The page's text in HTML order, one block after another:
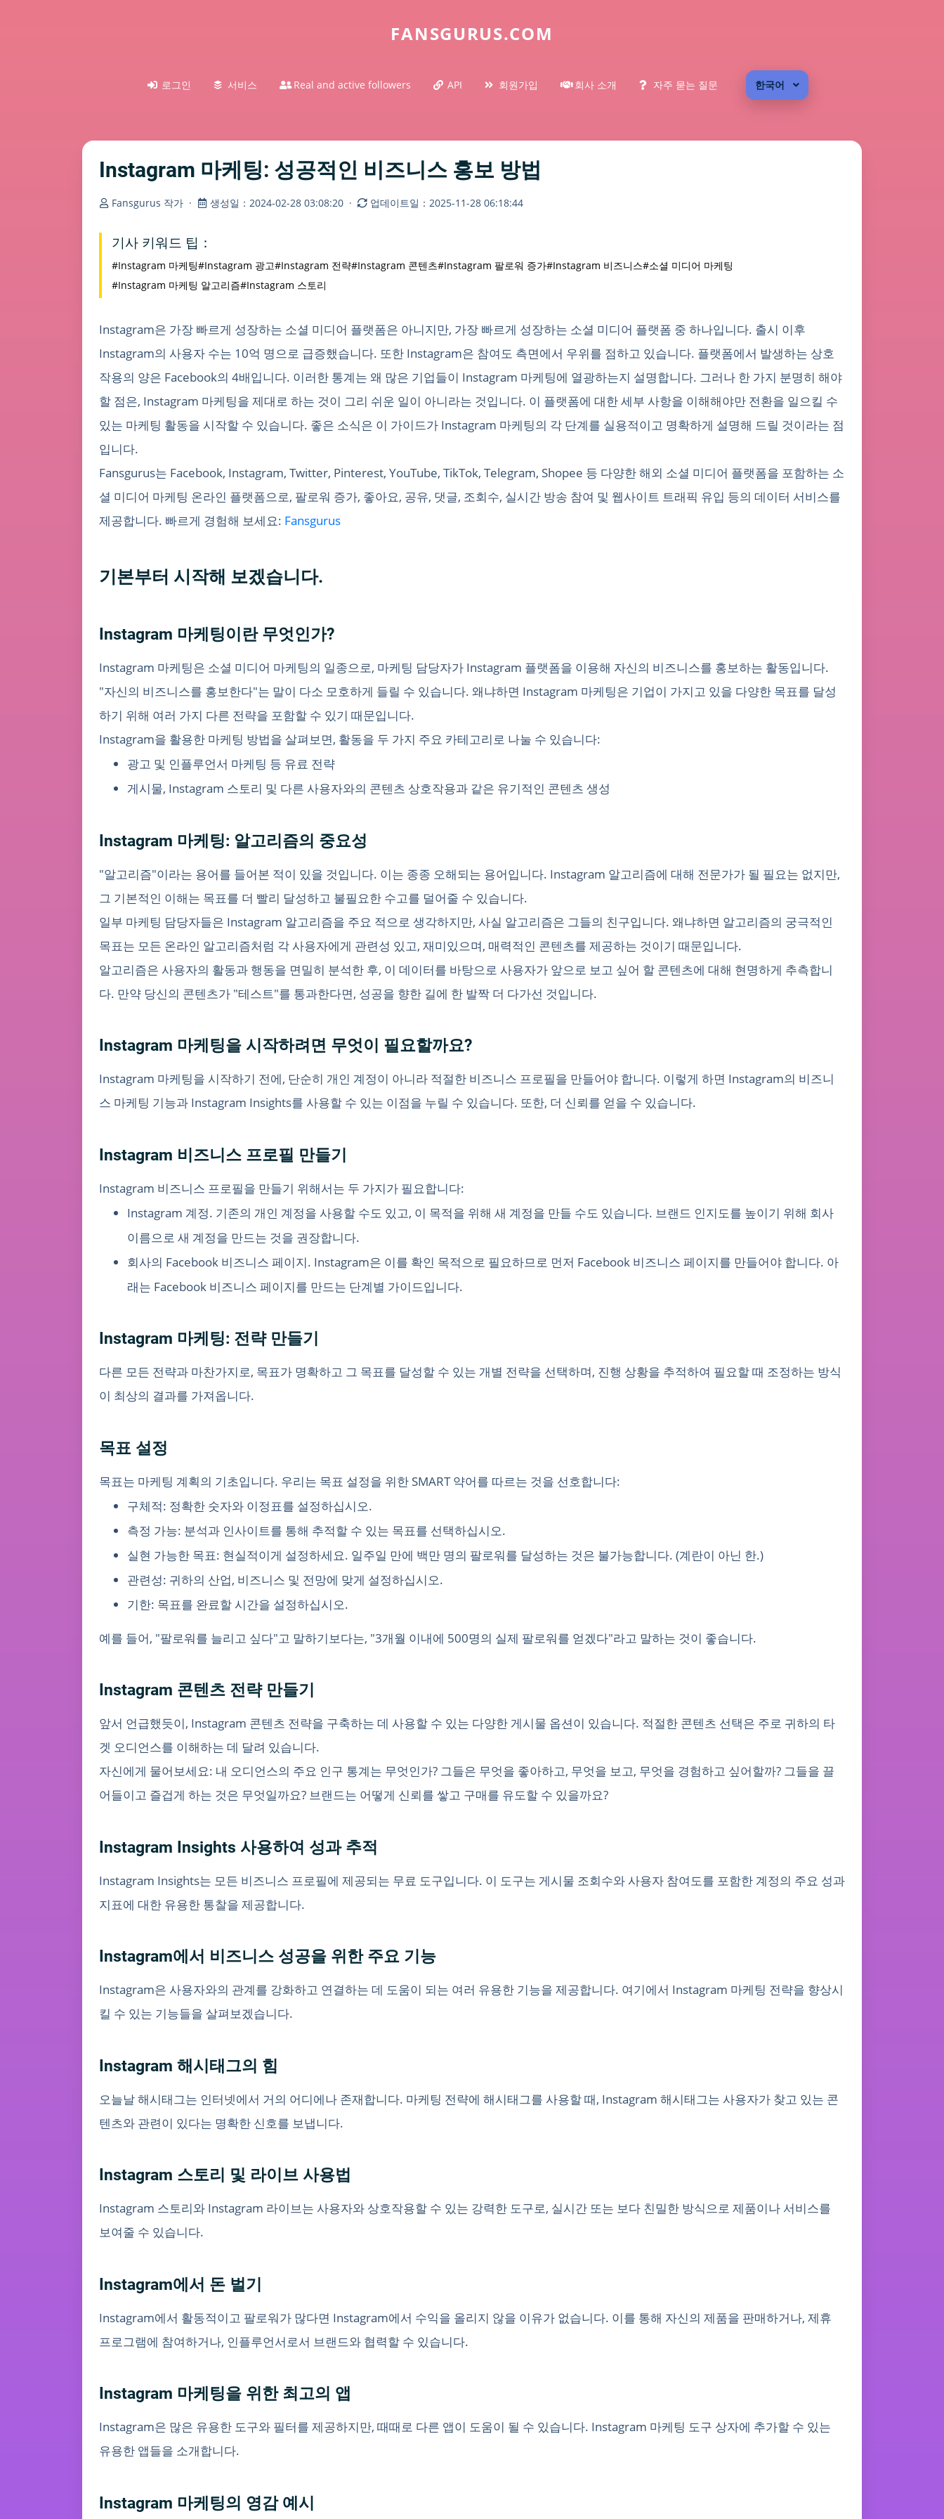
FANSGURUS.COM
로그인 서비스 Real and active followers API 회원가입 회사 소개 자주 묻는 질문 한국어
Instagram 마케팅: 성공적인 비즈니스 홍보 방법
Fansgurus 작가 · 생성일：2024-02-28 03:08:20 · 업데이트일：2025-11-28 06:18:44
기사 키워드 팁：
#Instagram 마케팅#Instagram 광고#Instagram 전략#Instagram 콘텐츠#Instagram 팔로워 증가#Instagram 비즈니스#소셜 미디어 마케팅
#Instagram 마케팅 알고리즘#Instagram 스토리
Instagram은 가장 빠르게 성장하는 소셜 미디어 플랫폼은 아니지만, 가장 빠르게 성장하는 소셜 미디어 플랫폼 중 하나입니다. 출시 이후
Instagram의 사용자 수는 10억 명으로 급증했습니다. 또한 Instagram은 참여도 측면에서 우위를 점하고 있습니다. 플랫폼에서 발생하는 상호
작용의 양은 Facebook의 4배입니다. 이러한 통계는 왜 많은 기업들이 Instagram 마케팅에 열광하는지 설명합니다. 그러나 한 가지 분명히 해야
할 점은, Instagram 마케팅을 제대로 하는 것이 그리 쉬운 일이 아니라는 것입니다. 이 플랫폼에 대한 세부 사항을 이해해야만 전환을 일으킬 수
있는 마케팅 활동을 시작할 수 있습니다. 좋은 소식은 이 가이드가 Instagram 마케팅의 각 단계를 실용적이고 명확하게 설명해 드릴 것이라는 점
입니다.
Fansgurus는 Facebook, Instagram, Twitter, Pinterest, YouTube, TikTok, Telegram, Shopee 등 다양한 해외 소셜 미디어 플랫폼을 포함하는 소
셜 미디어 마케팅 온라인 플랫폼으로, 팔로워 증가, 좋아요, 공유, 댓글, 조회수, 실시간 방송 참여 및 웹사이트 트래픽 유입 등의 데이터 서비스를
제공합니다. 빠르게 경험해 보세요: Fansgurus
기본부터 시작해 보겠습니다.
Instagram 마케팅이란 무엇인가?
Instagram 마케팅은 소셜 미디어 마케팅의 일종으로, 마케팅 담당자가 Instagram 플랫폼을 이용해 자신의 비즈니스를 홍보하는 활동입니다.
"자신의 비즈니스를 홍보한다"는 말이 다소 모호하게 들릴 수 있습니다. 왜냐하면 Instagram 마케팅은 기업이 가지고 있을 다양한 목표를 달성
하기 위해 여러 가지 다른 전략을 포함할 수 있기 때문입니다.
Instagram을 활용한 마케팅 방법을 살펴보면, 활동을 두 가지 주요 카테고리로 나눌 수 있습니다:
광고 및 인플루언서 마케팅 등 유료 전략
게시물, Instagram 스토리 및 다른 사용자와의 콘텐츠 상호작용과 같은 유기적인 콘텐츠 생성
Instagram 마케팅: 알고리즘의 중요성
"알고리즘"이라는 용어를 들어본 적이 있을 것입니다. 이는 종종 오해되는 용어입니다. Instagram 알고리즘에 대해 전문가가 될 필요는 없지만,
그 기본적인 이해는 목표를 더 빨리 달성하고 불필요한 수고를 덜어줄 수 있습니다.
일부 마케팅 담당자들은 Instagram 알고리즘을 주요 적으로 생각하지만, 사실 알고리즘은 그들의 친구입니다. 왜냐하면 알고리즘의 궁극적인
목표는 모든 온라인 알고리즘처럼 각 사용자에게 관련성 있고, 재미있으며, 매력적인 콘텐츠를 제공하는 것이기 때문입니다.
알고리즘은 사용자의 활동과 행동을 면밀히 분석한 후, 이 데이터를 바탕으로 사용자가 앞으로 보고 싶어 할 콘텐츠에 대해 현명하게 추측합니
다. 만약 당신의 콘텐츠가 "테스트"를 통과한다면, 성공을 향한 길에 한 발짝 더 다가선 것입니다.
Instagram 마케팅을 시작하려면 무엇이 필요할까요?
Instagram 마케팅을 시작하기 전에, 단순히 개인 계정이 아니라 적절한 비즈니스 프로필을 만들어야 합니다. 이렇게 하면 Instagram의 비즈니
스 마케팅 기능과 Instagram Insights를 사용할 수 있는 이점을 누릴 수 있습니다. 또한, 더 신뢰를 얻을 수 있습니다.
Instagram 비즈니스 프로필 만들기
Instagram 비즈니스 프로필을 만들기 위해서는 두 가지가 필요합니다:
Instagram 계정. 기존의 개인 계정을 사용할 수도 있고, 이 목적을 위해 새 계정을 만들 수도 있습니다. 브랜드 인지도를 높이기 위해 회사
이름으로 새 계정을 만드는 것을 권장합니다.
회사의 Facebook 비즈니스 페이지. Instagram은 이를 확인 목적으로 필요하므로 먼저 Facebook 비즈니스 페이지를 만들어야 합니다. 아
래는 Facebook 비즈니스 페이지를 만드는 단계별 가이드입니다.
Instagram 마케팅: 전략 만들기
다른 모든 전략과 마찬가지로, 목표가 명확하고 그 목표를 달성할 수 있는 개별 전략을 선택하며, 진행 상황을 추적하여 필요할 때 조정하는 방식
이 최상의 결과를 가져옵니다.
목표 설정
목표는 마케팅 계획의 기초입니다. 우리는 목표 설정을 위한 SMART 약어를 따르는 것을 선호합니다:
구체적: 정확한 숫자와 이정표를 설정하십시오.
측정 가능: 분석과 인사이트를 통해 추적할 수 있는 목표를 선택하십시오.
실현 가능한 목표: 현실적이게 설정하세요. 일주일 만에 백만 명의 팔로워를 달성하는 것은 불가능합니다. (계란이 아닌 한.)
관련성: 귀하의 산업, 비즈니스 및 전망에 맞게 설정하십시오.
기한: 목표를 완료할 시간을 설정하십시오.
예를 들어, "팔로워를 늘리고 싶다"고 말하기보다는, "3개월 이내에 500명의 실제 팔로워를 얻겠다"라고 말하는 것이 좋습니다.
Instagram 콘텐츠 전략 만들기
앞서 언급했듯이, Instagram 콘텐츠 전략을 구축하는 데 사용할 수 있는 다양한 게시물 옵션이 있습니다. 적절한 콘텐츠 선택은 주로 귀하의 타
겟 오디언스를 이해하는 데 달려 있습니다.
자신에게 물어보세요: 내 오디언스의 주요 인구 통계는 무엇인가? 그들은 무엇을 좋아하고, 무엇을 보고, 무엇을 경험하고 싶어할까? 그들을 끌
어들이고 즐겁게 하는 것은 무엇일까요? 브랜드는 어떻게 신뢰를 쌓고 구매를 유도할 수 있을까요?
Instagram Insights 사용하여 성과 추적
Instagram Insights는 모든 비즈니스 프로필에 제공되는 무료 도구입니다. 이 도구는 게시물 조회수와 사용자 참여도를 포함한 계정의 주요 성과
지표에 대한 유용한 통찰을 제공합니다.
Instagram에서 비즈니스 성공을 위한 주요 기능
Instagram은 사용자와의 관계를 강화하고 연결하는 데 도움이 되는 여러 유용한 기능을 제공합니다. 여기에서 Instagram 마케팅 전략을 향상시
킬 수 있는 기능들을 살펴보겠습니다.
Instagram 해시태그의 힘
오늘날 해시태그는 인터넷에서 거의 어디에나 존재합니다. 마케팅 전략에 해시태그를 사용할 때, Instagram 해시태그는 사용자가 찾고 있는 콘
텐츠와 관련이 있다는 명확한 신호를 보냅니다.
Instagram 스토리 및 라이브 사용법
Instagram 스토리와 Instagram 라이브는 사용자와 상호작용할 수 있는 강력한 도구로, 실시간 또는 보다 친밀한 방식으로 제품이나 서비스를
보여줄 수 있습니다.
Instagram에서 돈 벌기
Instagram에서 활동적이고 팔로워가 많다면 Instagram에서 수익을 올리지 않을 이유가 없습니다. 이를 통해 자신의 제품을 판매하거나, 제휴
프로그램에 참여하거나, 인플루언서로서 브랜드와 협력할 수 있습니다.
Instagram 마케팅을 위한 최고의 앱
Instagram은 많은 유용한 도구와 필터를 제공하지만, 때때로 다른 앱이 도움이 될 수 있습니다. Instagram 마케팅 도구 상자에 추가할 수 있는
유용한 앱들을 소개합니다.
Instagram 마케팅의 영감 예시